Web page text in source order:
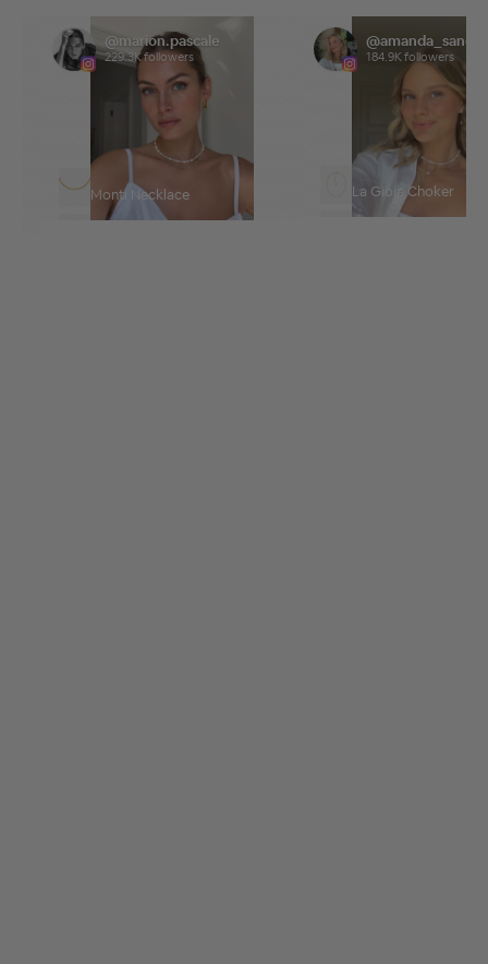
@marion.pascale
229.3K followers
Monti Necklace
@amanda_sand
184.9K followers
La Gioia Choker